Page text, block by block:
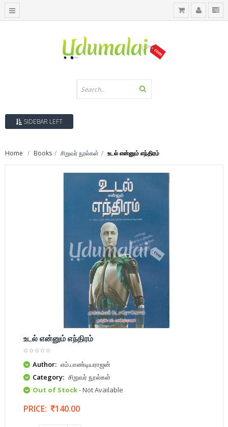
SIDEBAR LEFT
Home Books சிறுவர் நூல்கள் உடல் என்னும் எந்திரம்
உடல் என்னும் எந்திரம்
Author: எம்.பாண்டியராஜன்
Category: சிறுவர் நூல்கள்
Out of Stock- Not Available
PRICE: 140.00